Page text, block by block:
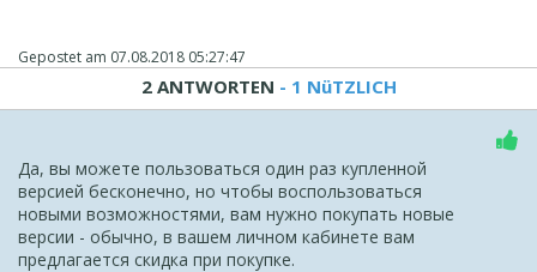
Gepostet am 07.08.2018 05:27:47
2 ANTWORTEN - 1 NüTZLICH
Да, вы можете пользоваться один раз купленной
версией бесконечно, но чтобы воспользоваться
новыми возможностями, вам нужно покупать новые
версии - обычно, в вашем личном кабинете вам
предлагается скидка при покупке.